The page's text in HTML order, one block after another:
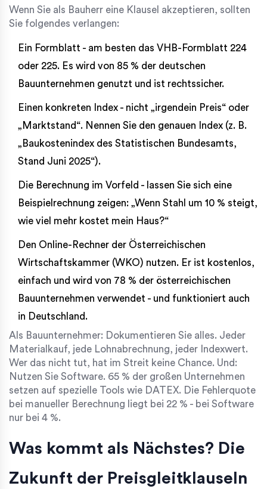
Wenn Sie als Bauherr eine Klausel akzeptieren, sollten
Sie folgendes verlangen:
Ein Formblatt - am besten das VHB-Formblatt 224
oder 225. Es wird von 85 % der deutschen
Bauunternehmen genutzt und ist rechtssicher.
Einen konkreten Index - nicht „irgendein Preis“ oder
„Marktstand“. Nennen Sie den genauen Index (z. B.
„Baukostenindex des Statistischen Bundesamts,
Stand Juni 2025“).
Die Berechnung im Vorfeld - lassen Sie sich eine
Beispielrechnung zeigen: „Wenn Stahl um 10 % steigt,
wie viel mehr kostet mein Haus?“
Den Online-Rechner der Österreichischen
Wirtschaftskammer (WKO) nutzen. Er ist kostenlos,
einfach und wird von 78 % der österreichischen
Bauunternehmen verwendet - und funktioniert auch
in Deutschland.
Als Bauunternehmer: Dokumentieren Sie alles. Jeder
Materialkauf, jede Lohnabrechnung, jeder Indexwert.
Wer das nicht tut, hat im Streit keine Chance. Und:
Nutzen Sie Software. 65 % der großen Unternehmen
setzen auf spezielle Tools wie DATEX. Die Fehlerquote
bei manueller Berechnung liegt bei 22 % - bei Software
nur bei 4 %.
Was kommt als Nächstes? Die
Zukunft der Preisgleitklauseln